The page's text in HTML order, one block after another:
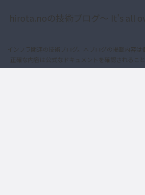
hirota.noの技術ブログ〜 It's all
インフラ関連の技術ブログ。本ブログの掲載内容は
正確な内容は公式なドキュメントを確認されるこ